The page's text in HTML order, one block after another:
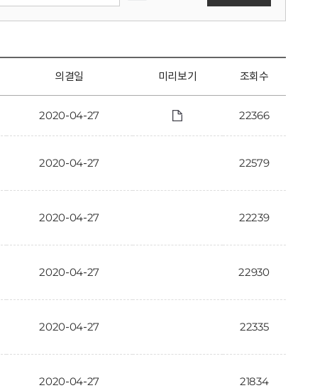
의결일 미리보기 조회수
2020-04-27 22366
2020-04-27 22579
2020-04-27 22239
2020-04-27 22930
2020-04-27 22335
2020-04-27 21834